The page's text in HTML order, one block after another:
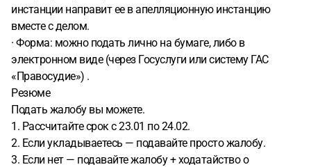
инстанции направит ее в апелляционную инстанцию
вместе с делом.
· Форма: можно подать лично на бумаге, либо в
электронном виде (через Госуслуги или систему ГАС
«Правосудие») .
Резюме
Подать жалобу вы можете.
1. Рассчитайте срок с 23.01 по 24.02.
2. Если укладываетесь — подавайте просто жалобу.
3. Если нет — подавайте жалобу + ходатайство о